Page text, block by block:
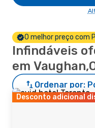
O melhor preço com
Infindáveis
em
Ordenar por:
Desconto adicional